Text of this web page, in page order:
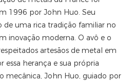
1996 por John Huo. Seu
de uma rica tradição familiar no
inovação moderna. O avô e o
artesãos de metal em
essa herança e sua própria
mecânica, John Huo, guiado por